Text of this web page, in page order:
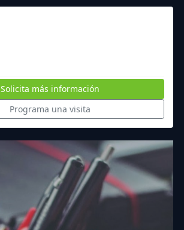
Solicita más información
Programa una visita